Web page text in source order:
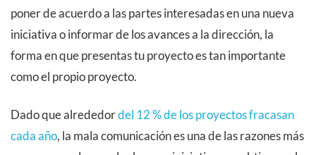
poner de acuerdo a las partes interesadas en una nueva
iniciativa o informar de los avances a la dirección, la
forma en que presentas tu proyecto es tan importante
como el propio proyecto.
Dado que alrededordel 12 % de los proyectos fracasan
cada año, la mala comunicación es una de las razones más